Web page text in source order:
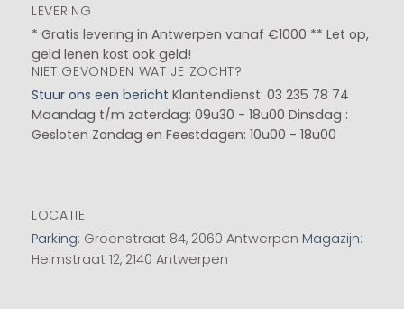
LEVERING
* Gratis levering in Antwerpen vanaf €1000 ** Let op,
geld lenen kost ook geld!
NIET GEVONDEN WAT JE ZOCHT?
Stuur ons een bericht Klantendienst: 03 235 78 74
Maandag t/m zaterdag: 09u30 - 18u00 Dinsdag :
Gesloten Zondag en Feestdagen: 10u00 - 18u00
LOCATIE
Parking: Groenstraat 84, 2060 Antwerpen Magazijn:
Helmstraat 12, 2140 Antwerpen